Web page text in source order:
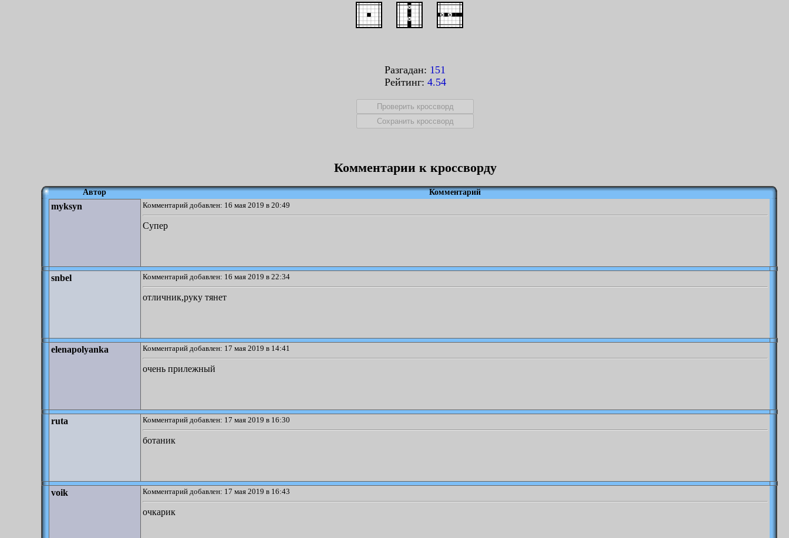
Разгадан: 151
Рейтинг: 4.54
Комментарии к кроссворду
Автор Комментарий
myksyn Комментарий добавлен: 16 мая 2019 в 20:49
Супер
snbel Комментарий добавлен: 16 мая 2019 в 22:34
отличник,руку тянет
elenapolyanka Комментарий добавлен: 17 мая 2019 в 14:41
очень прилежный
ruta Комментарий добавлен: 17 мая 2019 в 16:30
ботаник
voik Комментарий добавлен: 17 мая 2019 в 16:43
очкарик